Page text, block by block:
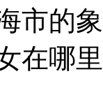
市的
在哪